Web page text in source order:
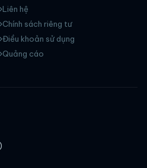
Liên hệ
Chính sách riêng tư
Điều khoản sử dụng
Quảng cáo